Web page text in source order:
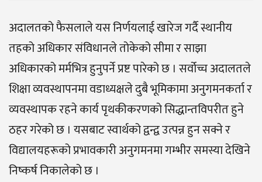
अदालतको फैसलाले यस निर्णयलाई खारेज गर्दै स्थानीय
तहको अधिकार संविधानले तोकेको सीमा र साझा
अधिकारको मर्मभित्र हुनुपर्ने प्रष्ट पारेको छ । सर्वोच्च अदालतले
शिक्षा व्यवस्थापनमा वडाध्यक्षले दुबै भूमिकामा अनुगमनकर्ता र
व्यवस्थापक रहने कार्य पृथकीकरणको सिद्धान्तविपरीत हुने
ठहर गरेको छ । यसबाट स्वार्थको द्वन्द्व उत्पन्न हुन सक्ने र
विद्यालयहरूको प्रभावकारी अनुगमनमा गम्भीर समस्या देखिने
निष्कर्ष निकालेको छ ।